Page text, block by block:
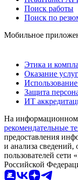
Поиск работы
Поиск по
Мобильное
Этика и
Оказание услуг
Защита
ИТ
На информационном
рекомендательные
предоставления
и анализа
пользователей сети
Российской